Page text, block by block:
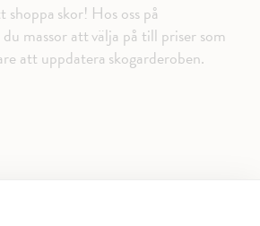
shoppa skor! Hos oss på
massor att välja på till priser som
att uppdatera skogarderoben.